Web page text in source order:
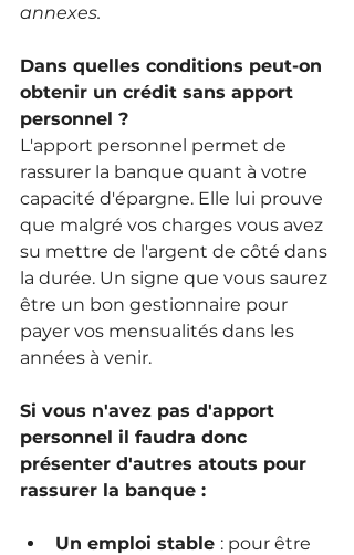
annexes.
Dans quelles conditions peut-on
obtenir un crédit sans apport
personnel ?
L'apport personnel permet de
rassurer la banque quant à votre
capacité d'épargne. Elle lui prouve
que malgré vos charges vous avez
su mettre de l'argent de côté dans
la durée. Un signe que vous saurez
être un bon gestionnaire pour
payer vos mensualités dans les
années à venir.
Si vous n'avez pas d'apport
personnel il faudra donc
présenter d'autres atouts pour
rassurer la banque :
Un emploi stable : pour être